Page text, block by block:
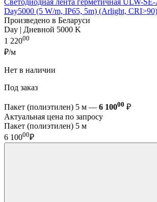
Светодиодная лента герметичная ULW-
Day5000 (5 W/m, IP65, 5m) (Arlight, CRI>90)
Произведено в Беларуси
Day | Дневной 5000 K
1 22000
₽/м
Нет в наличии
Под заказ
Пакет (полиэтилен) 5 м — 6 10000 ₽
Актуальная цена по запросу
Пакет (полиэтилен) 5 м
6 10000₽